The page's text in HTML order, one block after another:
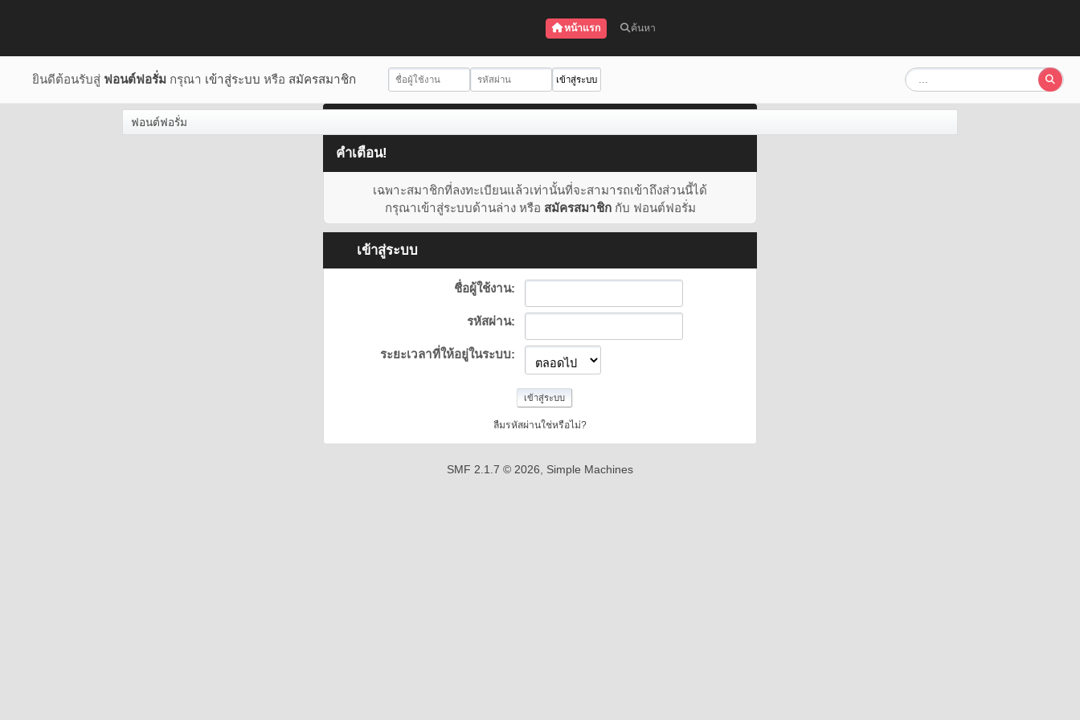
หน้าแรก ค้นหา
ยินดีต้อนรับสู่ ฟอนต์ฟอรั่ม กรุณา เข้าสู่ระบบ หรือ สมัครสมาชิก
ฟอนต์ฟอรั่ม
คำเตือน!
เฉพาะสมาชิกที่ลงทะเบียนแล้วเท่านั้นที่จะสามารถเข้าถึงส่วนนี้ได้
กรุณาเข้าสู่ระบบด้านล่าง หรือ สมัครสมาชิกกับ ฟอนต์ฟอรั่ม
เข้าสู่ระบบ
ชื่อผู้ใช้งาน:
รหัสผ่าน:
ระยะเวลาที่ให้อยู่ในระบบ:
ลืมรหัสผ่านใช่หรือไม่?
SMF 2.1.7 © 2026, Simple Machines